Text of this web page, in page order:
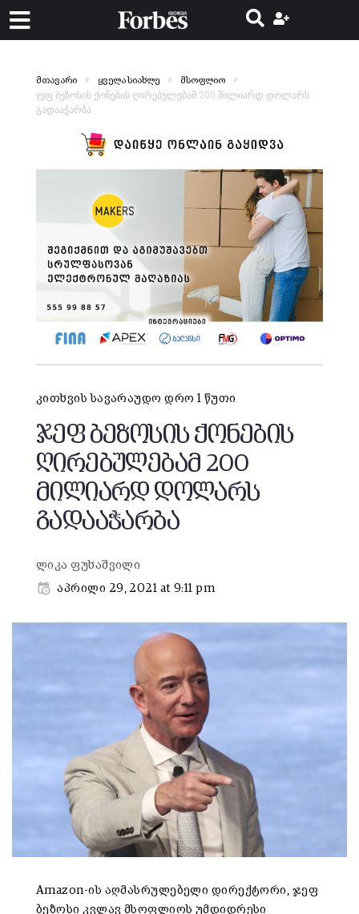
მთავარი ყველა სიახლე მსოფლიო
ჯეფ ბეზოსის ქონების ღირებულებამ 200 მილიარდ დოლარს
გადააჭარბა
კითხვის სავარაუდო დრო 1 წუთი
ჯეფ ბეზოსის ქონების
ღირებულებამ 200
მილიარდ დოლარს
გადააჭარბა
ლიკა ფუხაშვილი
აპრილი 29, 2021 at 9:11 pm
Amazon-ის აღმასრულებელი დირექტორი, ჯეფ
ბეზოსი კვლავ მსოფლიოს უმდიდრესი